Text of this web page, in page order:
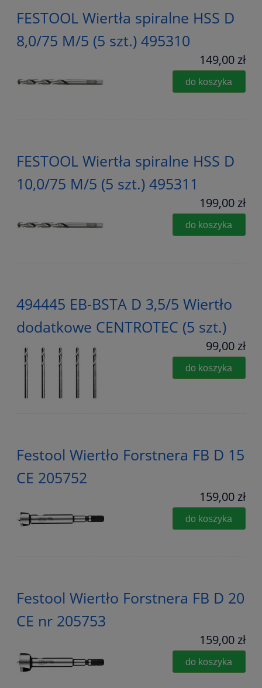
FESTOOL Wiertła spiralne HSS D
8,0/75 M/5 (5 szt.) 495310
149,00 zł
do koszyka
FESTOOL Wiertła spiralne HSS D
10,0/75 M/5 (5 szt.) 495311
199,00 zł
do koszyka
494445 EB-BSTA D 3,5/5 Wiertło
dodatkowe CENTROTEC (5 szt.)
99,00 zł
do koszyka
Festool Wiertło Forstnera FB D 15
CE 205752
159,00 zł
do koszyka
Festool Wiertło Forstnera FB D 20
CE nr 205753
159,00 zł
do koszyka